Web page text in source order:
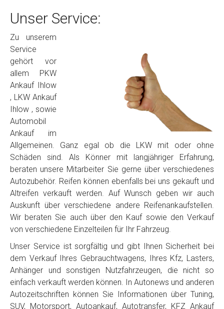
Unser Service:
Zu unserem
Service
gehört vor
allem PKW
Ankauf Ihlow
, LKW Ankauf
Ihlow , sowie
Automobil
Ankauf im
Allgemeinen. Ganz egal ob die LKW mit oder ohne
Schäden sind. Als Könner mit langjähriger Erfahrung,
beraten unsere Mitarbeiter Sie gerne über verschiedenes
Autozubehör. Reifen können ebenfalls bei uns gekauft und
Altreifen verkauft werden. Auf Wunsch geben wir auch
Auskunft über verschiedene andere Reifenankaufstellen.
Wir beraten Sie auch über den Kauf sowie den Verkauf
von verschiedene Einzelteilen für Ihr Fahrzeug.
Unser Service ist sorgfältig und gibt Ihnen Sicherheit bei
dem Verkauf Ihres Gebrauchtwagens, Ihres Kfz, Lasters,
Anhänger und sonstigen Nutzfahrzeugen, die nicht so
einfach verkauft werden können. In Autonews und anderen
Autozeitschriften können Sie Informationen über Tuning,
SUV, Motorsport, Autoankauf, Autotransfer, KFZ Ankauf